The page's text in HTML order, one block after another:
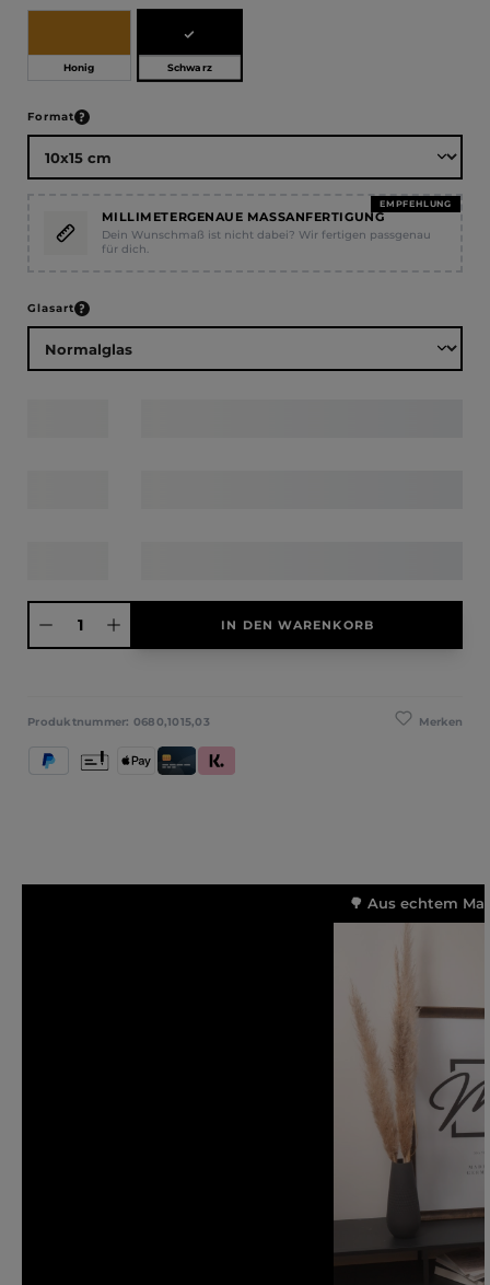
Honig Schwarz
Formatauswählen
EMPFEHLUNG
MILLIMETERGENAUE MASSANFERTIGUNG
Dein Wunschmaß ist nicht dabei? Wir fertigen passgenau
für dich.
Glasartauswählen
IN DEN WARENKORB
Merken
Produktnummer: 0680,1015,03
PayPal Apple PayKredit- und Debitkarte
Klarna (Rechnung / Ratenkauf / Sofort)
Vorkasse
🌳 Aus echtem